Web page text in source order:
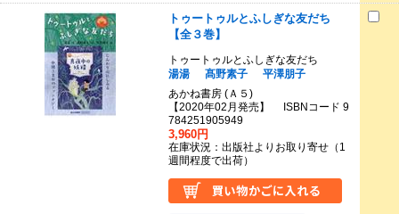
トゥートゥルとふしぎな友だち
【全３巻】
トゥートゥルとふしぎな友だち
湯湯
髙野素子
平澤朋子
あかね書房 (Ａ５)
【2020年02月発売】 ISBNコード 9
784251905949
3,960円
在庫状況：出版社よりお取り寄せ（1
週間程度で出荷）